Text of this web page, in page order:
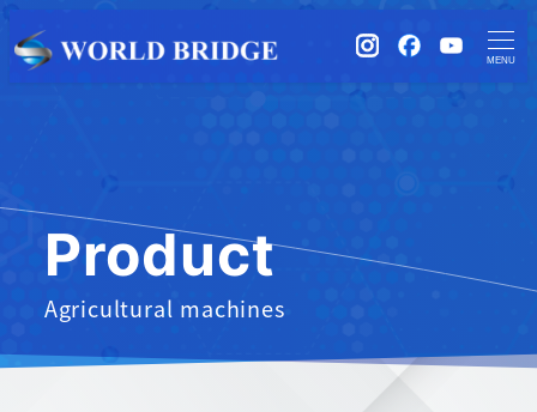
instagramFacebook
MENU
Product
Agricultural machines